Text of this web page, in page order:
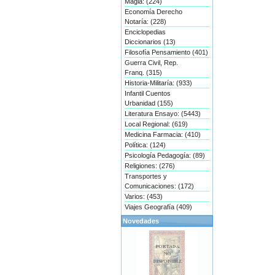
Economía Derecho
Notaría: (228)
Enciclopedias
Diccionarios (13)
Filosofía Pensamiento (401)
Guerra Civil, Rep.
Franq. (315)
Historia-Militaría: (933)
Infantil Cuentos
Urbanidad (155)
Literatura Ensayo: (5443)
Local Regional: (619)
Medicina Farmacia: (410)
Política: (124)
Psicología Pedagogía: (89)
Religiones: (276)
Transportes y
Comunicaciones: (172)
Varios: (453)
Viajes Geografía (409)
Novedades